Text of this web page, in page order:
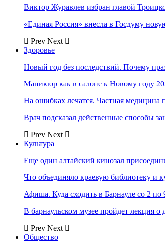
Виктор Журавлев избран главой
«Единая Россия» внесла в Госдуму
Prev Next
Здоровье
Новый год без последствий. Почему
Маникюр как в салоне к Новому году
На ошибках лечатся. Частная медицина
Врач подсказал действенные способы
Prev Next
Культура
Еще один алтайский кинозал
Что объединяло краевую библиотеку и
Афиша. Куда сходить в Барнауле со 2 по
В барнаульском музее пройдет лекция о
Prev Next
Общество